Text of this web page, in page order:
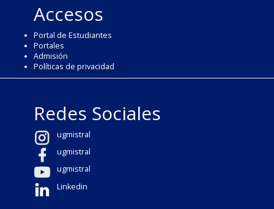
Accesos
Portal de Estudiantes
Portales
Admisión
Políticas de privacidad
Redes Sociales
ugmistral
ugmistral
ugmistral
Linkedin